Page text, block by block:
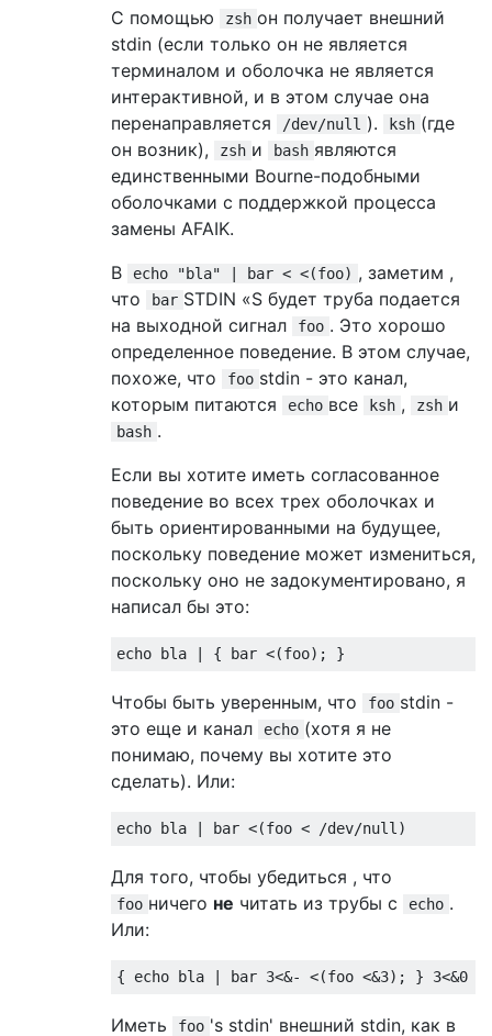
С помощью
zsh он получает внешний
stdin (если только он не является
терминалом и оболочка не является
интерактивной, и в этом случае она
перенаправляется
/dev/null ). ksh (где
он возник),
zsh и bash являются
единственными Bourne-подобными
оболочками с поддержкой процесса
замены AFAIK.
В
echo "bla" | bar < <(foo) , заметим ,
что
bar STDIN «S будет труба подается
на выходной сигнал
foo . Это хорошо
определенное поведение. В этом случае,
похоже, что
foo stdin - это канал,
которым питаются
echo все ksh , zsh и
bash .
Если вы хотите иметь согласованное
поведение во всех трех оболочках и
быть ориентированными на будущее,
поскольку поведение может измениться,
поскольку оно не задокументировано, я
написал бы это:
echo bla | { bar <(foo); }
Чтобы быть уверенным, что foo stdin -
это еще и канал
echo (хотя я не
понимаю, почему вы хотите это
сделать). Или:
echo bla | bar <(foo < /dev/null )
Для того, чтобы убедиться , что
foo ничего не читать из трубы с echo .
Или:
{ echo bla | bar 3<&- <(foo <&3); } 3<&0
Иметь foo 's stdin' внешний stdin, как в